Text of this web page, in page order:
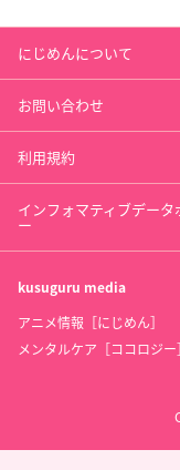
にじめんについて
お問い合わせ
利用規約
インフォマティブデータ
ー
kusuguru media
アニメ情報［にじめん］
メンタルケア［ココロジー］